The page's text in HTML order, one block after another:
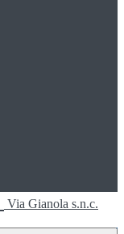
Via Gianola s.n.c.